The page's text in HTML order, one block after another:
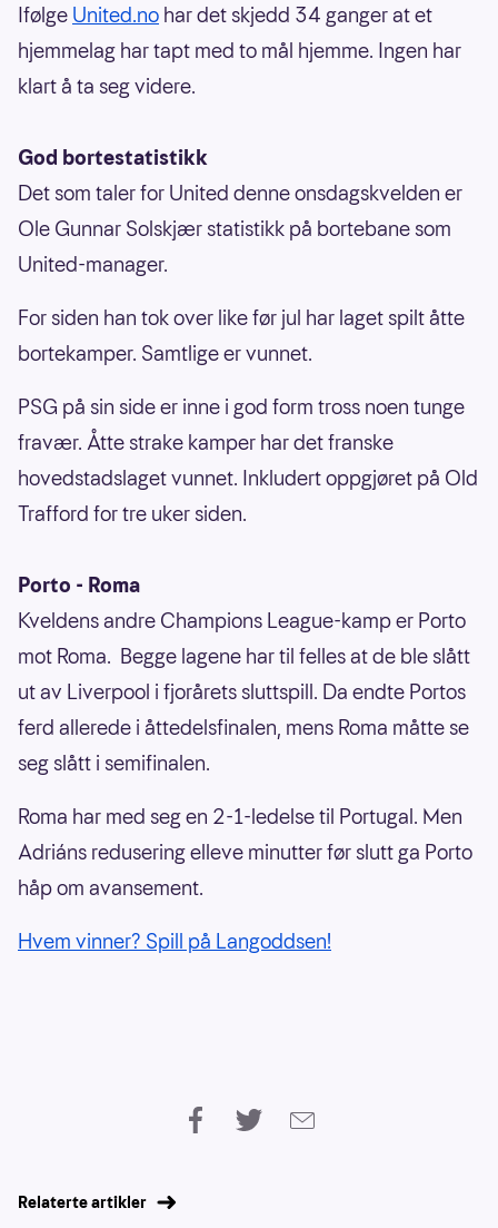
Ifølge United.no har det skjedd 34 ganger at et
hjemmelag har tapt med to mål hjemme. Ingen har
klart å ta seg videre.
God bortestatistikk
Det som taler for United denne onsdagskvelden er
Ole Gunnar Solskjær statistikk på bortebane som
United-manager.
For siden han tok over like før jul har laget spilt åtte
bortekamper. Samtlige er vunnet.
PSG på sin side er inne i god form tross noen tunge
fravær. Åtte strake kamper har det franske
hovedstadslaget vunnet. Inkludert oppgjøret på Old
Trafford for tre uker siden.
Porto - Roma
Kveldens andre Champions League-kamp er Porto
mot Roma. Begge lagene har til felles at de ble slått
ut av Liverpool i fjorårets sluttspill. Da endte Portos
ferd allerede i åttedelsfinalen, mens Roma måtte se
seg slått i semifinalen.
Roma har med seg en 2-1-ledelse til Portugal. Men
Adriáns redusering elleve minutter før slutt ga Porto
håp om avansement.
Hvem vinner? Spill på Langoddsen!
Relaterte artikler